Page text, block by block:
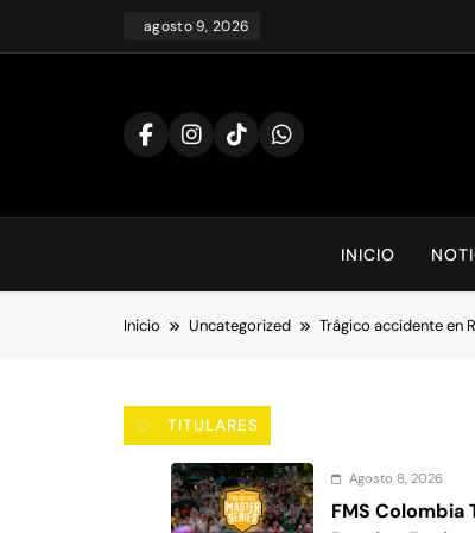
agosto 9, 2026
INICIO
Inicio Uncategorized Trágico accidente en
TITULARES
Agosto 8, 2026
FMS Colombia